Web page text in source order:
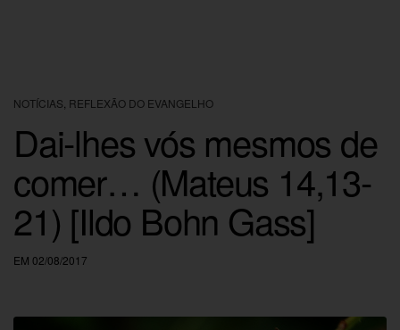
NOTÍCIAS REFLEXÃO DO EVANGELHO
Dai-lhes vós mesmos de
comer… (Mateus 14,13-
21) [Ildo Bohn Gass]
EM 02/08/2017